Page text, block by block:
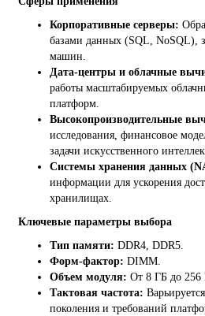
Корпоративные серверы:
базами данных (SQL, NoSQL),
машин.
Дата-центры и облачные
работы масштабируемых
платформ.
Высокопроизводительные
исследования, финансовое
задачи искусственного
Системы хранения данных
информации для ускорения
хранилищах.
Ключевые параметры выбора
Тип памяти: DDR4, DDR5.
Форм-фактор: DIMM.
Объем модуля: От 8 ГБ до 256
Тактовая частота:
поколения и требований